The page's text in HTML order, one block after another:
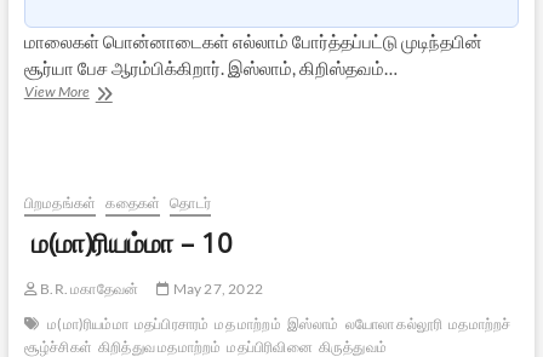
மாலைகள் பொன்னாடைகள் எல்லாம் போர்த்தப்பட்டு முடிந்தபின்
சூர்யா பேச ஆரம்பிக்கிறார். இஸ்லாம், கிறிஸ்தவம்…
View Moreம(மா)ரியம்மா
பிறமதங்கள் கதைகள் தொடர்
ம(மா)ரியம்மா – 10
B.R. மகாதேவன்
May 27, 2022
ம(மா)ரியம்மா மதப்பிரசாரம் மத மாற்றம் இஸ்லாம் லயோலா கல்லூரி மதமாற்றச்
சூழ்ச்சிகள் கிறித்துவ மதமாற்றம் மதப்பிரிவினை கிருத்துவம்